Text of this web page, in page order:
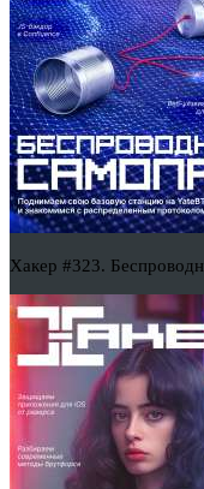
Хакер #323.